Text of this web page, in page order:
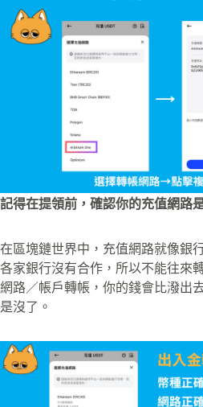
記得在提領前，確認你的充值網路
在區塊鏈世界中，充值網路就像銀
各家銀行沒有合作，所以不能往來
網路／帳戶轉帳，你的錢會比潑出
是沒了。